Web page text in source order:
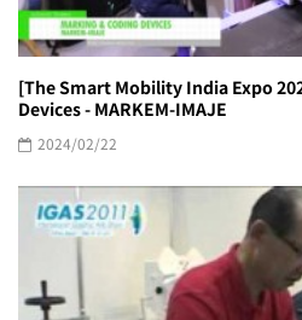
[The Smart Mobility India Expo
Devices - MARKEM-IMAJE
2024/02/22